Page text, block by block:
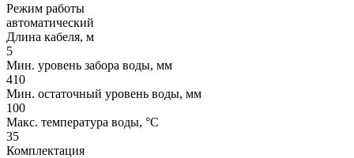
Режим работы
автоматический
Длина кабеля, м
5
Мин. уровень забора воды, мм
410
Мин. остаточный уровень воды, мм
100
Макс. температура воды, °C
35
Комплектация